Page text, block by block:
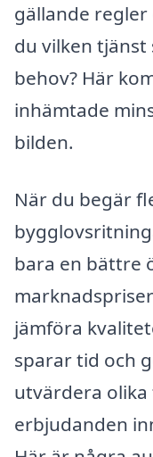
gällande
du vilken tjänst
behov? Här
inhämtade
bilden.
När du begär
bara en bättre
jämföra
sparar tid och
utvärdera
erbjudanden